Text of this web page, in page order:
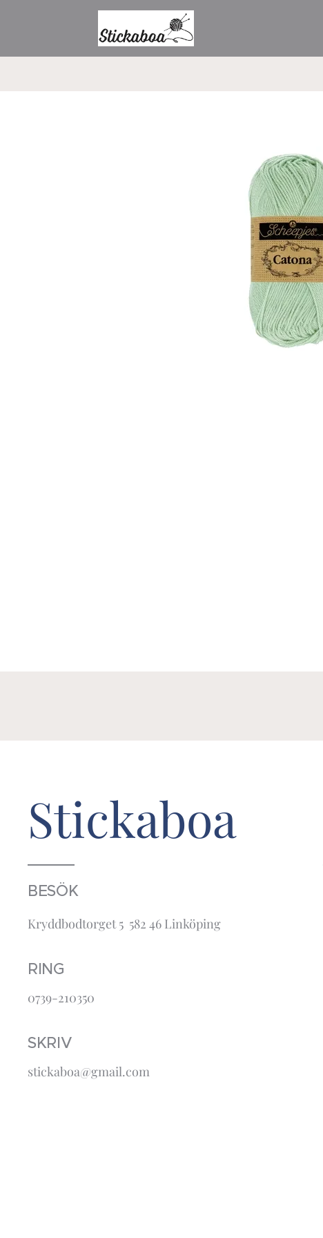
Stickaboa
BESÖK
Kryddbodtorget 5 582 46 Linköping
RING
0739-210350
SKRIV
stickaboa@gmail.com